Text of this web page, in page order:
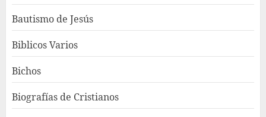
Bautismo de Jesús
Biblicos Varios
Bichos
Biografías de Cristianos